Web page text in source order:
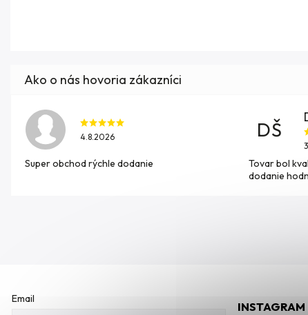
4.8.2026
Super obchod rýchle dodanie
DŠ
Tovar bol
dodanie
Email
INSTAGRAM